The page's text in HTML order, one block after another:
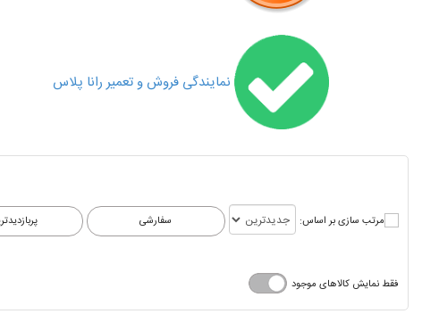
نمایندگی فروش و تعمیر رانا پلاس
مرتب سازی بر اساس:
فقط نمایش کالاهای موجود